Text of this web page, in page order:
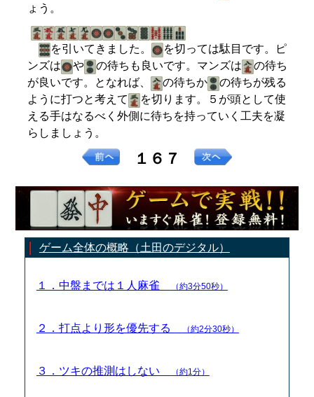
ょう。
を引いてきました。
を切っては駄目です。ピ
ンズは
や の待ちも良いです。マンズは
の待ち
が良いです。となれば、
の待ちか
の待ちが残る
ように打つと考えて
を切ります。５が頭として使
える手はなるべく外側に待ちを持っていく工夫を凝
らしましょう。
１６７
ゲーム全体の概略（土田のデジタル）
１．中盤までは１人麻雀 （約3分50秒）
２．打点より形を優先する （約2分30秒）
３．ツキの推測はしない （約1分）